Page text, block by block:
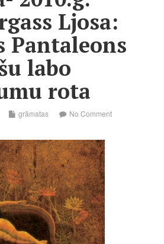
Ljosa:
Pantaleons
labo
rota
grāmatas No Comment